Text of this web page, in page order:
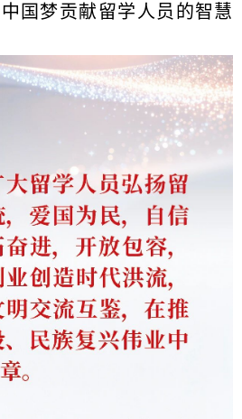
国梦贡献留学人员的智慧